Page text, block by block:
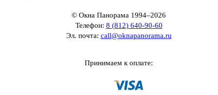
© Окна Панорама 1994–2026
Телефон: 8 (812) 640-90-60
Эл. почта: call@oknapanorama.ru
Принимаем к оплате: